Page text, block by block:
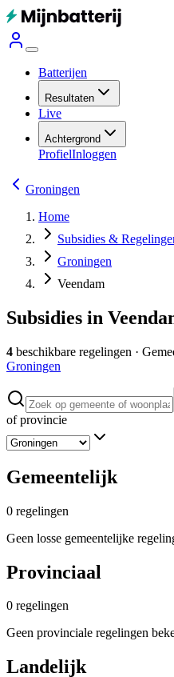
Batterijen
Resultaten
Live
Achtergrond
ProfielInloggen
Groningen
Home
Subsidies &
Groningen
Veendam
Subsidies in
4 beschikbare regelingen ·
Groningen
of provincie
Gemeentelijk
0 regelingen
Geen losse gemeentelijke
Provinciaal
0 regelingen
Geen provinciale regelingen
Landelijk